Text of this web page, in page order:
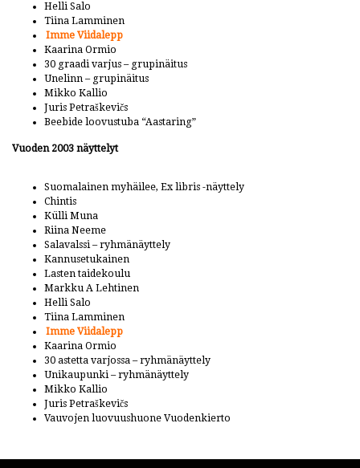
Helli Salo
Tiina Lamminen
Imme Viidalepp
Kaarina Ormio
30 graadi varjus – grupinäitus
Unelinn – grupinäitus
Mikko Kallio
Juris Petraškevičs
Beebide loovustuba “Aastaring”
Vuoden 2003 näyttelyt
Suomalainen myhäilee, Ex libris -näyttely
Chintis
Külli Muna
Riina Neeme
Salavalssi – ryhmänäyttely
Kannusetukainen
Lasten taidekoulu
Markku A Lehtinen
Helli Salo
Tiina Lamminen
Imme Viidalepp
Kaarina Ormio
30 astetta varjossa – ryhmänäyttely
Unikaupunki – ryhmänäyttely
Mikko Kallio
Juris Petraškevičs
Vauvojen luovuushuone Vuodenkierto